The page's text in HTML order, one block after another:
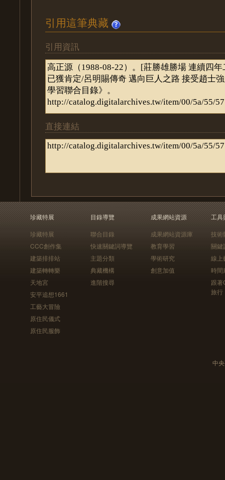
引用這筆典藏
引用資訊
直接連結
珍藏特展
珍藏特展
CCC創作集
建築排排站
建築轉轉樂
天地宮
安平追想1661
工藝大冒險
原住民儀式
原住民服飾
目錄導覽
聯合目錄
快速關鍵詞導覽
主題分類
典藏機構
進階搜尋
成果網站資源
成果網站資源庫
教育學習
學術研究
創意加值
工具
技術
關鍵
線上
時間
跟
旅行
中